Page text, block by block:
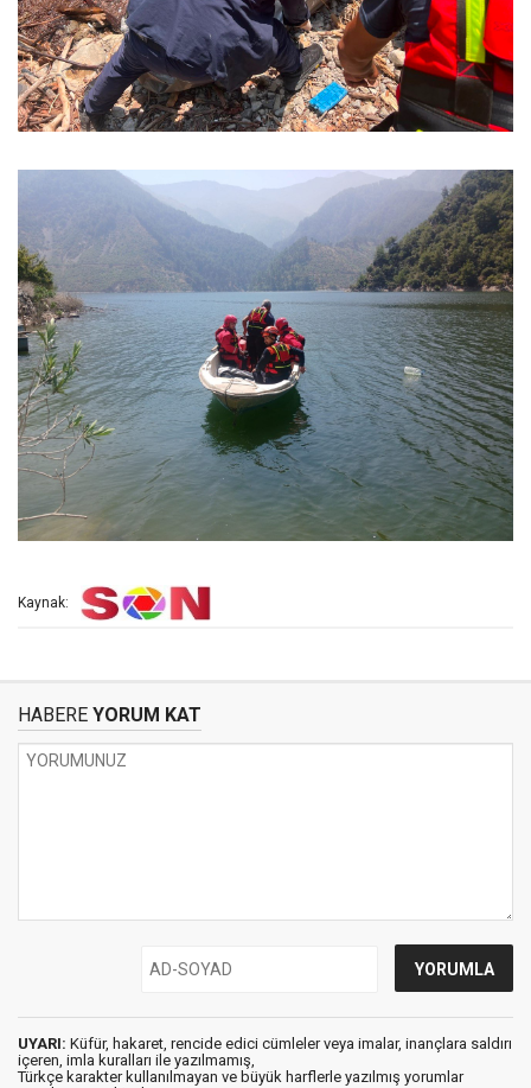
Kaynak:
HABERE YORUM KAT
UYARI: Küfür, hakaret, rencide edici cümleler veya imalar, inançlara saldırı
içeren, imla kuralları ile yazılmamış,
Türkçe karakter kullanılmayan ve büyük harflerle yazılmış yorumlar